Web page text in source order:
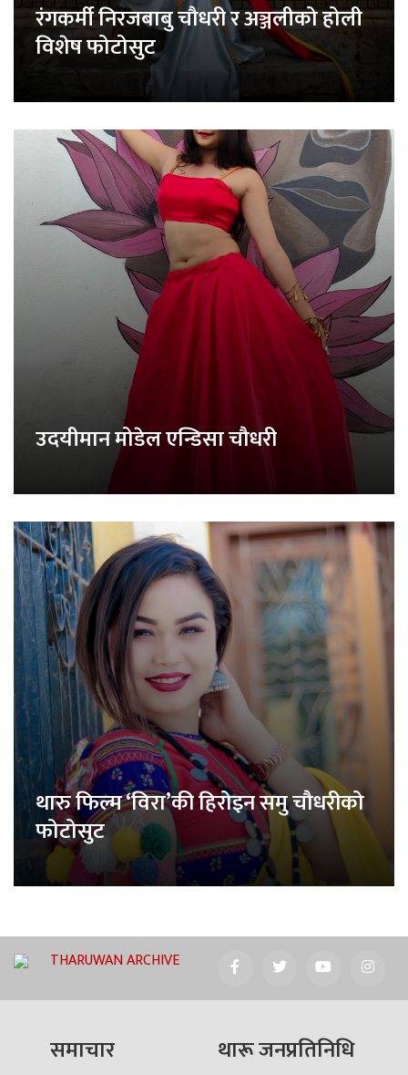
रंगकर्मी निरजबाबु चौधरी र अञ्जलीको होली
विशेष फोटोसुट
उदयीमान मोडेल एन्डिसा चौधरी
थारु फिल्म ‘विरा’की हिरोइन समु चौधरीको
फोटोसुट
THARUWAN ARCHIVE
समाचार थारू जनप्रतिनिधि